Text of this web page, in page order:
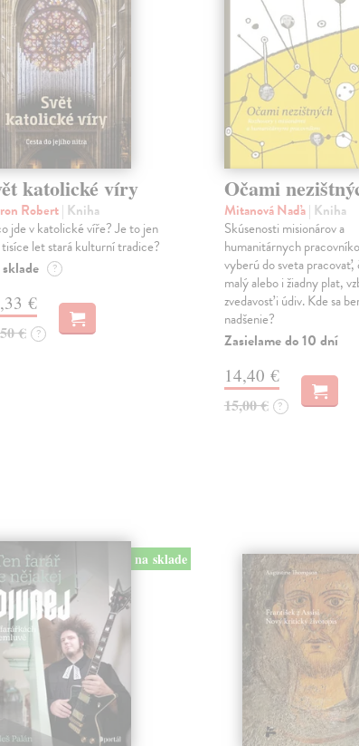
katolické víry
Robert| Kniha
jde v katolické víře? Je to jen
tisíce let stará kulturní tradice?
?
€
€ ?
Očami
Mitanová Naďa| Kniha
Skúsenosti misionárov a
humanitárnych
vyberú do sveta pracovať,
malý alebo i žiadny plat,
zvedavosť i údiv. Kde sa
nadšenie?
Zasielame do 10 dní
14,40 €
15,00 € ?
na sklade